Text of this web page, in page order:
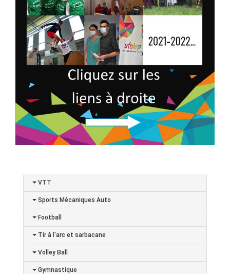
VTT
Sports Mécaniques Auto
Football
Tir à l'arc et sarbacane
Volley Ball
Gymnastique